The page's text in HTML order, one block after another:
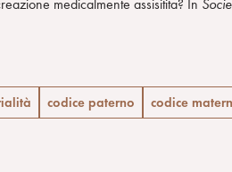
medicalmente assisitita? In
codice paterno codice